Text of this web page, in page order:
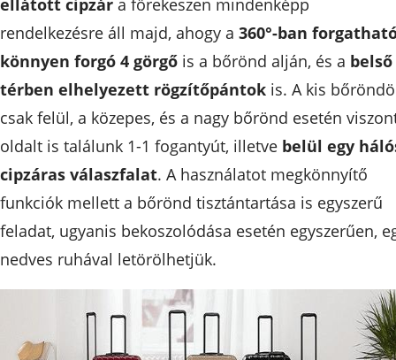
rendelkezésre áll majd, ahogy a 360°-ban
könnyen forgó 4 görgő is a bőrönd alján, és a belső
térben elhelyezett rögzítőpántok is. A kis
csak felül, a közepes, és a nagy bőrönd esetén
oldalt is találunk 1-1 fogantyút, illetve belül egy
cipzáras válaszfalat. A használatot megkönnyítő
funkciók mellett a bőrönd tisztántartása is egyszerű
feladat, ugyanis bekoszolódása esetén egyszerűen,
nedves ruhával letörölhetjük.